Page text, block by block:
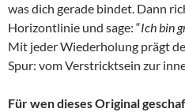
was dich gerade bindet. Dann
Horizontlinie und sage: “Ich bin
Mit jeder Wiederholung prägt
Spur: vom Verstricktsein zur
Für wen dieses Original